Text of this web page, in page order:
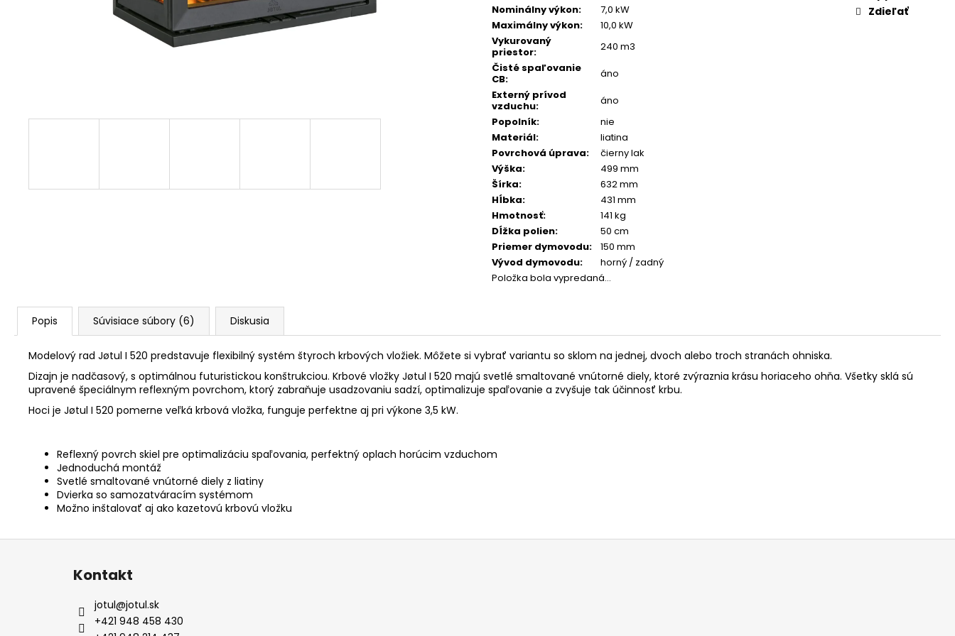
Nominálny výkon:
7,0 kW
Maximálny výkon:
10,0 kW
Vykurovaný
priestor:
240 m3
Čisté spaľovanie
CB:
áno
Externý prívod
vzduchu:
áno
Popolník:
nie
Materiál:
liatina
Povrchová úprava:
čierny lak
Výška:
499 mm
Šírka:
632 mm
Hĺbka:
431 mm
Hmotnosť:
141 kg
Dĺžka polien:
50 cm
Priemer dymovodu:
150 mm
Vývod dymovodu:
horný / zadný
Položka bola vypredaná…
Zdieľať
Popis Súvisiace súbory (6) Diskusia
Modelový rad Jøtul I 520 predstavuje flexibilný systém štyroch krbových vložiek. Môžete si vybrať variantu so sklom na jednej, dvoch alebo troch stranách ohniska.
Dizajn je nadčasový, s optimálnou futuristickou konštrukciou. Krbové vložky Jøtul I 520 majú svetlé smaltované vnútorné diely, ktoré zvýraznia krásu horiaceho ohňa. Všetky sklá sú
upravené špeciálnym reflexným povrchom, ktorý zabraňuje usadzovaniu sadzí, optimalizuje spaľovanie a zvyšuje tak účinnosť krbu.
Hoci je Jøtul I 520 pomerne veľká krbová vložka, funguje perfektne aj pri výkone 3,5 kW.
Reflexný povrch skiel pre optimalizáciu spaľovania, perfektný oplach horúcim vzduchom
Jednoduchá montáž
Svetlé smaltované vnútorné diely z liatiny
Dvierka so samozatváracím systémom
Možno inštalovať aj ako kazetovú krbovú vložku
Z
Kontakt
jotul@jotul.sk
+421 948 458 430